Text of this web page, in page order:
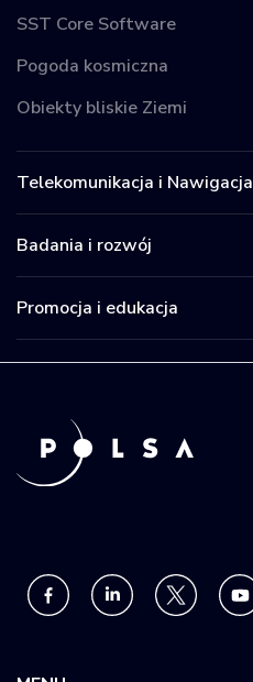
SST Core Software
Pogoda kosmiczna
Obiekty bliskie Ziemi
Telekomunikacja i Nawigacja
Badania i rozwój
Promocja i edukacja